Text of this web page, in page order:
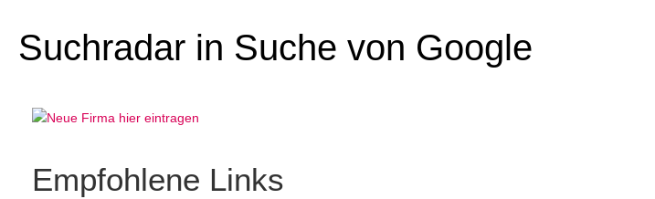
Suchradar in Suche von Google
Empfohlene Links